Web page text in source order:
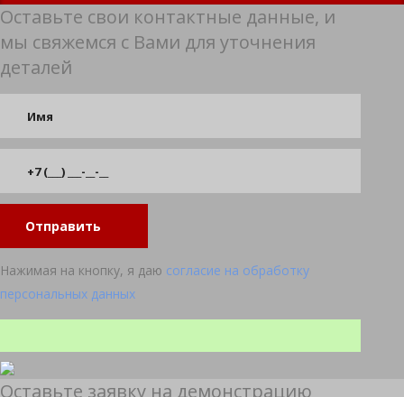
Оставьте свои контактные данные, и
мы свяжемся с Вами для уточнения
деталей
Отправить
Нажимая на кнопку, я даю согласие на обработку
персональных данных
Оставьте заявку на демонстрацию